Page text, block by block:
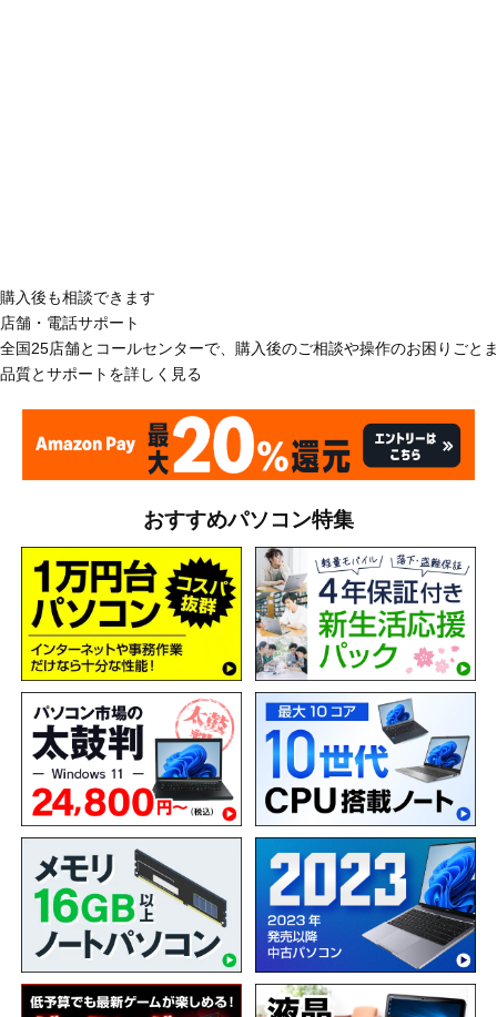
購入後も相談できます
店舗・電話サポート
全国25店舗とコールセンターで、購入後のご相談や操作のお困りごと
品質とサポートを詳しく見る
おすすめパソコン特集